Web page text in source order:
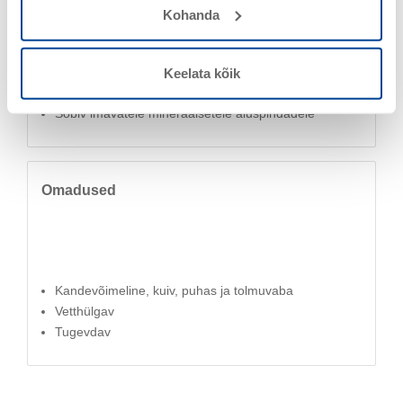
Kohanda
Keelata kõik
Sobiv imavatele mineraalsetele aluspindadele
Omadused
Kandevõimeline, kuiv, puhas ja tolmuvaba
Vetthülgav
Tugevdav